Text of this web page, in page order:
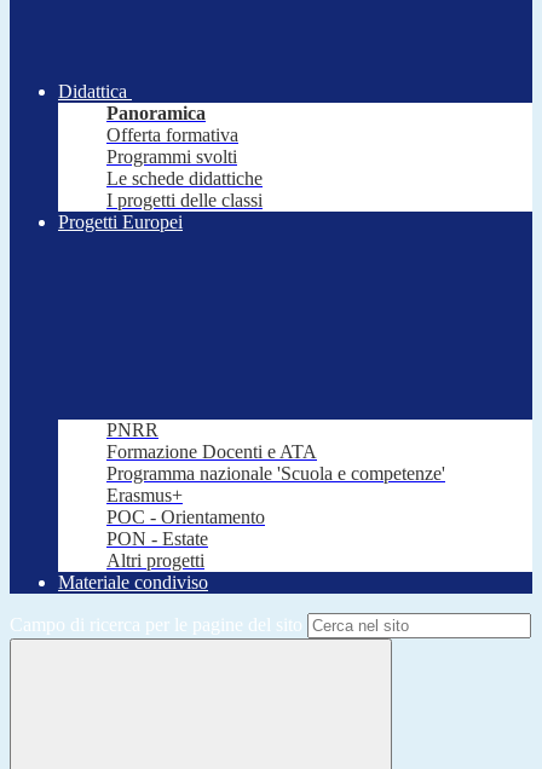
Didattica
Panoramica
Offerta formativa
Programmi svolti
Le schede didattiche
I progetti delle classi
Progetti Europei
PNRR
Formazione Docenti e ATA
Programma nazionale 'Scuola e competenze'
Erasmus+
POC - Orientamento
PON - Estate
Altri progetti
Materiale condiviso
Campo di ricerca per le pagine del sito